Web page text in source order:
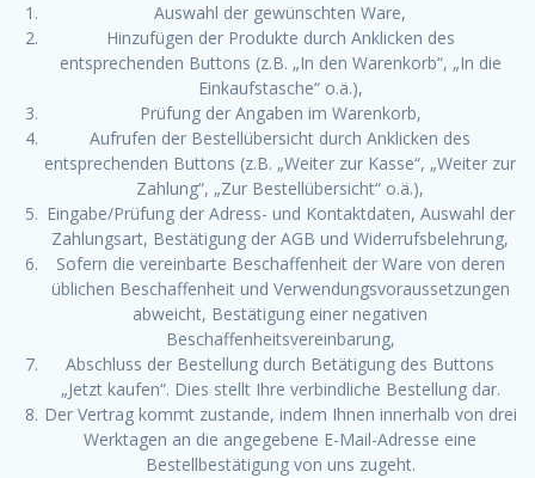
Auswahl der gewünschten Ware,
Hinzufügen der Produkte durch Anklicken des
entsprechenden Buttons (z.B. „In den Warenkorb“, „In die
Einkaufstasche“ o.ä.),
Prüfung der Angaben im Warenkorb,
Aufrufen der Bestellübersicht durch Anklicken des
entsprechenden Buttons (z.B. „Weiter zur Kasse“, „Weiter zur
Zahlung“, „Zur Bestellübersicht“ o.ä.),
Eingabe/Prüfung der Adress- und Kontaktdaten, Auswahl der
Zahlungsart, Bestätigung der AGB und Widerrufsbelehrung,
Sofern die vereinbarte Beschaffenheit der Ware von deren
üblichen Beschaffenheit und Verwendungsvoraussetzungen
abweicht, Bestätigung einer negativen
Beschaffenheitsvereinbarung,
Abschluss der Bestellung durch Betätigung des Buttons
„Jetzt kaufen“. Dies stellt Ihre verbindliche Bestellung dar.
Der Vertrag kommt zustande, indem Ihnen innerhalb von drei
Werktagen an die angegebene E-Mail-Adresse eine
Bestellbestätigung von uns zugeht.